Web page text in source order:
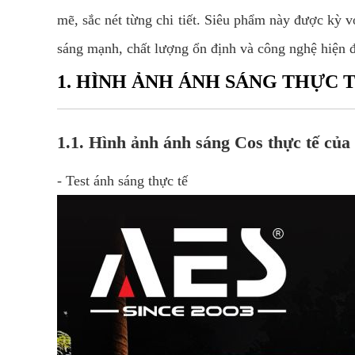
mẽ, sắc nét từng chi tiết. Siêu phẩm này được kỳ
sáng mạnh, chất lượng ổn định và công nghệ hiện
1. HÌNH ẢNH ÁNH SÁNG THỰC
1.1. Hình ảnh ánh sáng Cos thực tế
- Test ánh sáng thực tế